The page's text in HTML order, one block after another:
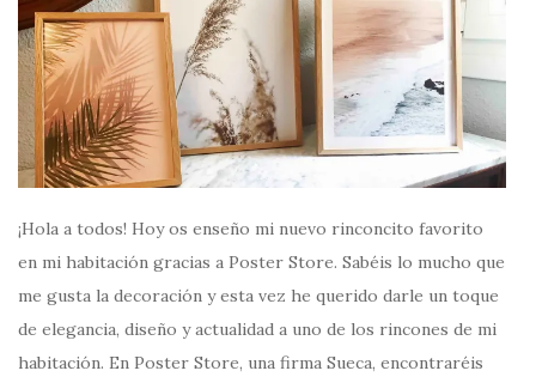
¡Hola a todos! Hoy os enseño mi nuevo rinconcito favorito
en mi habitación gracias a Poster Store. Sabéis lo mucho que
me gusta la decoración y esta vez he querido darle un toque
de elegancia, diseño y actualidad a uno de los rincones de mi
habitación. En Poster Store, una firma Sueca, encontraréis